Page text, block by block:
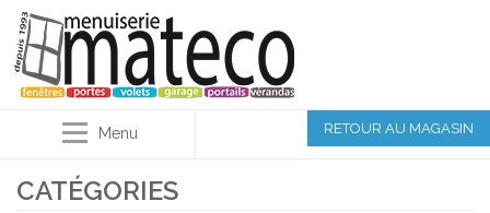
Menu RETOUR AU MAGASIN
CATÉGORIES